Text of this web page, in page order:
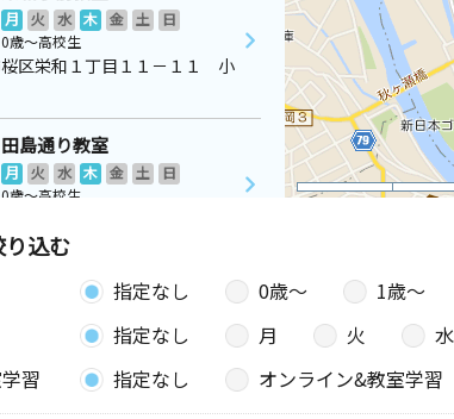
月 火 水 木 金 土
日
0歳～高校生
区栄和１丁目１１－１１ 小
田島通り教室
月 火 水 木 金 土
日
0歳～高校生
浦和日向教室
木 金 土 日
2歳～高校生
桜区西堀９丁目２５－６ メゾ
り込む
指定なし 0歳〜 1歳〜
指定なし 月 火 水
習
指定なし オンライン&教室学習